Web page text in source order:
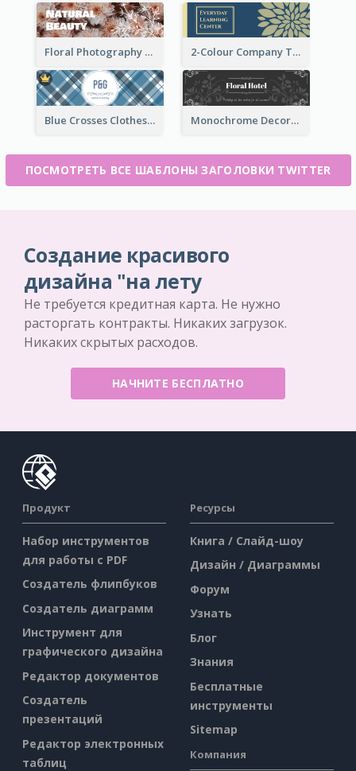
Floral Photography Twitter Header 2-Colour Company Twitter Header
Blue Crosses Clothes Store Twitter Header Monochrome Decorated Hotel Twitter Header
ПОСМОТРЕТЬ ВСЕ ШАБЛОНЫ ЗАГОЛОВКИ TWITTER
Создание красивого
дизайна "на лету
Не требуется кредитная карта. Не нужно
расторгать контракты. Никаких загрузок.
Никаких скрытых расходов.
НАЧНИТЕ БЕСПЛАТНО
Продукт
Набор инструментов
для работы с PDF
Создатель флипбуков
Создатель диаграмм
Инструмент для
графического дизайна
Редактор документов
Создатель
презентаций
Редактор электронных
таблиц
Ресурсы
Книга / Слайд-шоу
Дизайн / Диаграммы
Форум
Узнать
Блог
Знания
Бесплатные
инструменты
Sitemap
Компания